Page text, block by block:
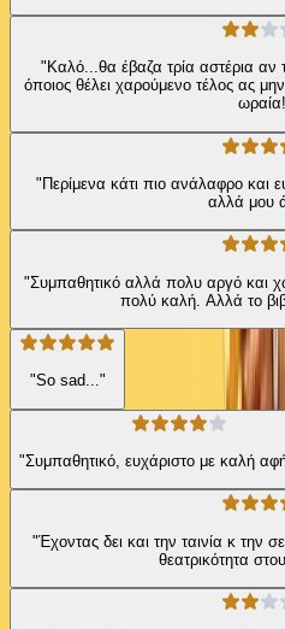
"Καλό...θα έβαζα τρία αστέρια αν
όποιος θέλει χαρούμενο τέλος ας
"Περίμενα κάτι πιο ανάλαφρο και
αλλά μου
"Συμπαθητικό αλλά πολυ αργό και
πολύ καλή. Αλλά το
"So sad..."
"Έχοντας δει και την ταινία κ την
θεατρικότητα